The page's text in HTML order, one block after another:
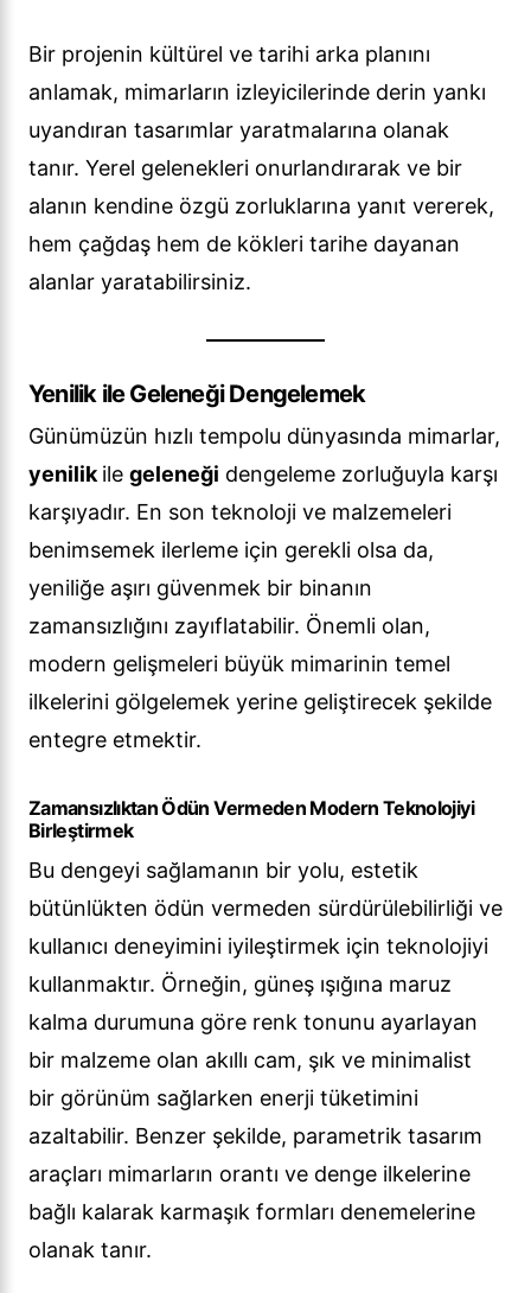
Bir projenin kültürel ve tarihi arka planını
anlamak, mimarların izleyicilerinde derin yankı
uyandıran tasarımlar yaratmalarına olanak
tanır. Yerel gelenekleri onurlandırarak ve bir
alanın kendine özgü zorluklarına yanıt vererek,
hem çağdaş hem de kökleri tarihe dayanan
alanlar yaratabilirsiniz.
Yenilik ile Geleneği Dengelemek
Günümüzün hızlı tempolu dünyasında mimarlar,
yenilikile geleneği dengeleme zorluğuyla karşı
karşıyadır. En son teknoloji ve malzemeleri
benimsemek ilerleme için gerekli olsa da,
yeniliğe aşırı güvenmek bir binanın
zamansızlığını zayıflatabilir. Önemli olan,
modern gelişmeleri büyük mimarinin temel
ilkelerini gölgelemek yerine geliştirecek şekilde
entegre etmektir.
Zamansızlıktan Ödün Vermeden Modern Teknolojiyi
Birleştirmek
Bu dengeyi sağlamanın bir yolu, estetik
bütünlükten ödün vermeden sürdürülebilirliği ve
kullanıcı deneyimini iyileştirmek için teknolojiyi
kullanmaktır. Örneğin, güneş ışığına maruz
kalma durumuna göre renk tonunu ayarlayan
bir malzeme olan akıllı cam, şık ve minimalist
bir görünüm sağlarken enerji tüketimini
azaltabilir. Benzer şekilde, parametrik tasarım
araçları mimarların orantı ve denge ilkelerine
bağlı kalarak karmaşık formları denemelerine
olanak tanır.